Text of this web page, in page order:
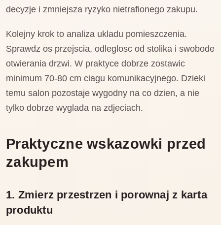
decyzje i zmniejsza ryzyko nietrafionego zakupu.
Kolejny krok to analiza ukladu pomieszczenia.
Sprawdz os przejscia, odleglosc od stolika i swobode
otwierania drzwi. W praktyce dobrze zostawic
minimum 70-80 cm ciagu komunikacyjnego. Dzieki
temu salon pozostaje wygodny na co dzien, a nie
tylko dobrze wyglada na zdjeciach.
Praktyczne wskazowki przed
zakupem
1. Zmierz przestrzen i porownaj z karta
produktu